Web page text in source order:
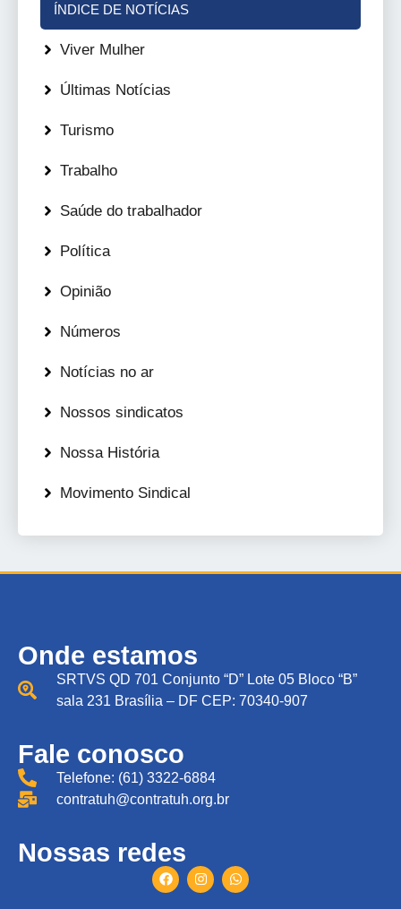
ÍNDICE DE NOTÍCIAS
Viver Mulher
Últimas Notícias
Turismo
Trabalho
Saúde do trabalhador
Política
Opinião
Números
Notícias no ar
Nossos sindicatos
Nossa História
Movimento Sindical
Onde estamos
SRTVS QD 701 Conjunto “D” Lote 05 Bloco “B”
sala 231 Brasília – DF CEP: 70340-907
Fale conosco
Telefone: (61) 3322-6884
contratuh@contratuh.org.br
Nossas redes